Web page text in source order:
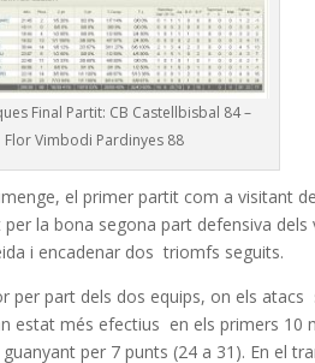
Final Partit: CB Castellbisbal 84 –
Flor Vimbodi Pardinyes 88
el primer partit com a visitant
la bona segona part defensiva
i encadenar dos triomfs seguits.
part dels dos equips, on els atacs
estat més efectius en els primers 10
per 7 punts (24 a 31). En el